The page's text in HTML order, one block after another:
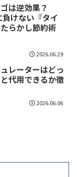
は逆効果？
けない『タイ
らかし節約術
2026.06.29
レーターはどっ
代用できるか徹
2026.06.06